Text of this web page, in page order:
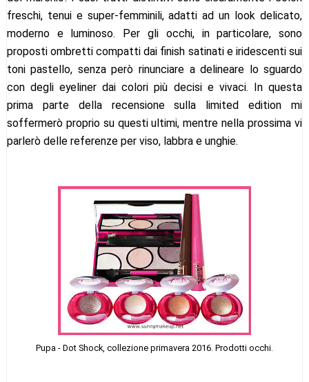
freschi, tenui e super-femminili, adatti ad un look delicato,
moderno e luminoso. Per gli occhi, in particolare, sono
proposti ombretti compatti dai finish satinati e iridescenti sui
toni pastello, senza però rinunciare a delineare lo sguardo
con degli eyeliner dai colori più decisi e vivaci. In questa
prima parte della recensione sulla limited edition mi
soffermerò proprio su questi ultimi, mentre nella prossima vi
parlerò delle referenze per viso, labbra e unghie.
Pupa - Dot Shock, collezione primavera 2016. Prodotti occhi.